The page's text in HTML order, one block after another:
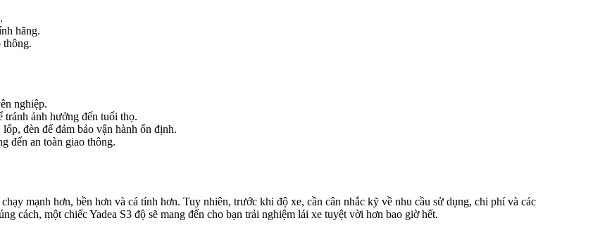
hãng.
thông.
nghiệp.
ảnh hưởng đến tuổi thọ.
đèn để đảm bảo vận hành ổn định.
đến an toàn giao thông.
mạnh hơn, bền hơn và cá tính hơn. Tuy nhiên, trước khi độ xe, cần cân nhắc kỹ về nhu cầu sử dụng, chi phí và các
cách, một chiếc Yadea S3 độ sẽ mang đến cho bạn trải nghiệm lái xe tuyệt vời hơn bao giờ hết.